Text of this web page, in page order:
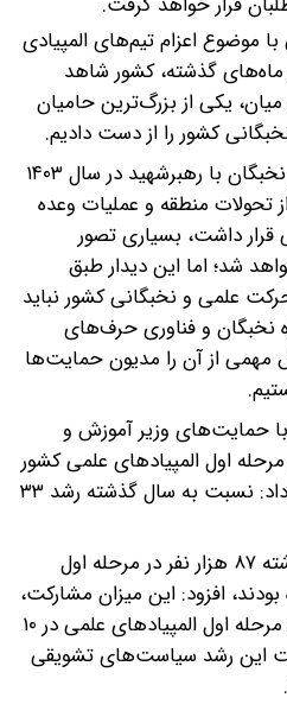
موضوع اعزام تیم‌های المپیادی
گذشته، کشور شاهد
یکی از بزرگ‌ترین حامیان
کشور را از دست دادیم.
وی با بیان خاطره‌ای از دیدار نخبگان با رهبرشهید در سال ۱۴۰۳
منطقه و عملیات وعده
قرار داشت، بسیاری تصور
شد؛ اما این دیدار طبق
علمی و نخبگانی کشور نباید
نخبگان و فناوری حرف‌های
مهمی از آن را مدیون حمایت‌ها
حمایت‌های وزیر آموزش و
اول المپیادهای علمی کشور
از ۱۲۰ هزار نفر عبور کرد ادامه داد: نسبت به سال گذشته رشد ۳۳
وی با اشاره به اینکه سال گذشته ۸۷ هزار نفر در مرحله اول
افزود: این میزان مشارکت،
بالاترین تعداد شرکت‌کنندگان مرحله اول المپیادهای علمی در ۱۰
این رشد سیاست‌های تشویقی